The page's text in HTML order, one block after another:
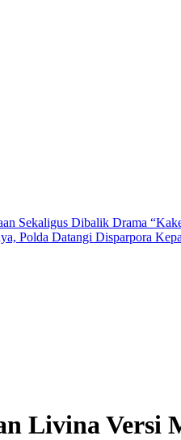
Sekaligus Dibalik Drama
Polda Datangi Disparpora
Livina Versi